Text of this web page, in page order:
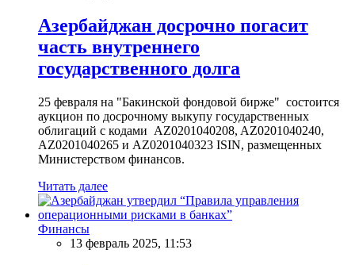
Азербайджан досрочно погасит
часть внутреннего
государственного долга
25 февраля на "Бакинской фондовой бирже" состоится
аукцион по досрочному выкупу государственных
облигаций с кодами AZ0201040208, AZ0201040240,
AZ0201040265 и AZ0201040323 ISIN, размещенных
Министерством финансов.
Читать далее
Финансы
13 февраль 2025, 11:53